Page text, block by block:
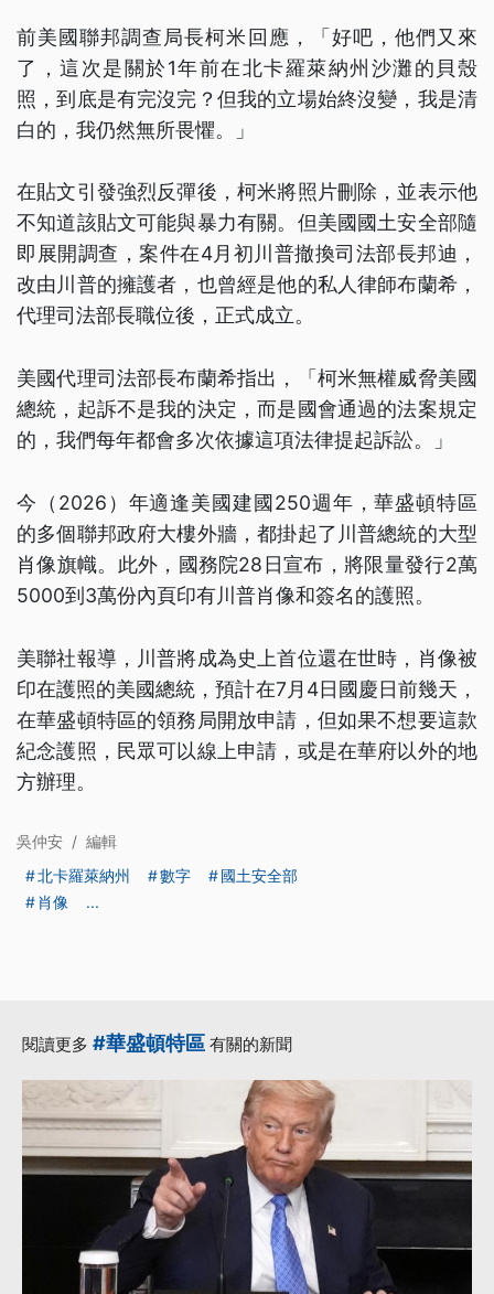
前美國聯邦調查局長柯米回應，「好吧，他們又來
了，這次是關於1年前在北卡羅萊納州沙灘的貝殼
照，到底是有完沒完？但我的立場始終沒變，我是清
白的，我仍然無所畏懼。」
在貼文引發強烈反彈後，柯米將照片刪除，並表示他
不知道該貼文可能與暴力有關。但美國國土安全部隨
即展開調查，案件在4月初川普撤換司法部長邦迪，
改由川普的擁護者，也曾經是他的私人律師布蘭希，
代理司法部長職位後，正式成立。
美國代理司法部長布蘭希指出，「柯米無權威脅美國
總統，起訴不是我的決定，而是國會通過的法案規定
的，我們每年都會多次依據這項法律提起訴訟。」
今（2026）年適逢美國建國250週年，華盛頓特區
的多個聯邦政府大樓外牆，都掛起了川普總統的大型
肖像旗幟。此外，國務院28日宣布，將限量發行2萬
5000到3萬份內頁印有川普肖像和簽名的護照。
美聯社報導，川普將成為史上首位還在世時，肖像被
印在護照的美國總統，預計在7月4日國慶日前幾天，
在華盛頓特區的領務局開放申請，但如果不想要這款
紀念護照，民眾可以線上申請，或是在華府以外的地
方辦理。
吳仲安 / 編輯
北卡羅萊納州
數字
國土安全部
肖像
...
閱讀更多 #華盛頓特區 有關的新聞